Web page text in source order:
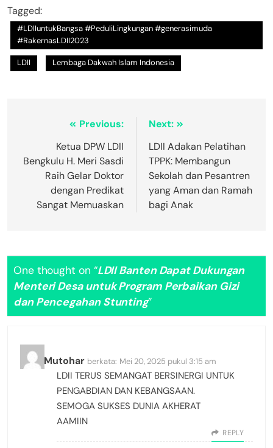
Tagged:
#LDIIuntukBangsa #PeduliLingkungan #generasimuda
#RakernasLDII2023
LDII Lembaga Dakwah Islam Indonesia
Previous:
Ketua DPW LDII
Bengkulu H. Meri Sasdi
Raih Gelar Doktor
dengan Predikat
Sangat Memuaskan
Next:
LDII Adakan Pelatihan
TPPK: Membangun
Sekolah dan Pesantren
yang Aman dan Ramah
bagi Anak
One thought on “LDII Banten Dapat Dukungan
Menteri Desa untuk Program Perbaikan Gizi
dan Pencegahan Stunting”
Adin Mutohar berkata: Mei 20, 2025 pukul 3:15 am
LDII TERUS SEMANGAT BERSINERGI UNTUK
PENGABDIAN DAN KEBANGSAAN.
SEMOGA SUKSES DUNIA AKHERAT
AAMIIN
REPLY